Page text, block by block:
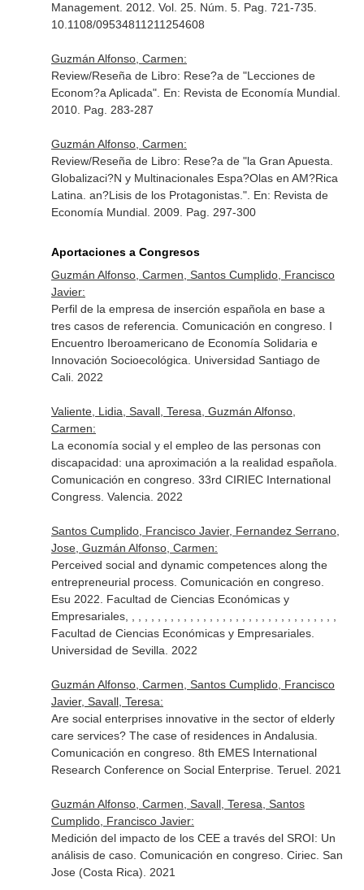
Management. 2012. Vol. 25. Núm. 5. Pag. 721-735.
10.1108/09534811211254608
Guzmán Alfonso, Carmen:
Review/Reseña de Libro: Rese?a de "Lecciones de
Econom?a Aplicada". En: Revista de Economía Mundial.
2010. Pag. 283-287
Guzmán Alfonso, Carmen:
Review/Reseña de Libro: Rese?a de "la Gran Apuesta.
Globalizaci?N y Multinacionales Espa?Olas en AM?Rica
Latina. an?Lisis de los Protagonistas.". En: Revista de
Economía Mundial. 2009. Pag. 297-300
Aportaciones a Congresos
Guzmán Alfonso, Carmen, Santos Cumplido, Francisco
Javier:
Perfil de la empresa de inserción española en base a
tres casos de referencia. Comunicación en congreso. I
Encuentro Iberoamericano de Economía Solidaria e
Innovación Socioecológica. Universidad Santiago de
Cali. 2022
Valiente, Lidia, Savall, Teresa, Guzmán Alfonso,
Carmen:
La economía social y el empleo de las personas con
discapacidad: una aproximación a la realidad española.
Comunicación en congreso. 33rd CIRIEC International
Congress. Valencia. 2022
Santos Cumplido, Francisco Javier, Fernandez Serrano,
Jose, Guzmán Alfonso, Carmen:
Perceived social and dynamic competences along the
entrepreneurial process. Comunicación en congreso.
Esu 2022. Facultad de Ciencias Económicas y
Empresariales, , , , , , , , , , , , , , , , , , , , , , , , , , , , , , , , ,
Facultad de Ciencias Económicas y Empresariales.
Universidad de Sevilla. 2022
Guzmán Alfonso, Carmen, Santos Cumplido, Francisco
Javier, Savall, Teresa:
Are social enterprises innovative in the sector of elderly
care services? The case of residences in Andalusia.
Comunicación en congreso. 8th EMES International
Research Conference on Social Enterprise. Teruel. 2021
Guzmán Alfonso, Carmen, Savall, Teresa, Santos
Cumplido, Francisco Javier:
Medición del impacto de los CEE a través del SROI: Un
análisis de caso. Comunicación en congreso. Ciriec. San
Jose (Costa Rica). 2021